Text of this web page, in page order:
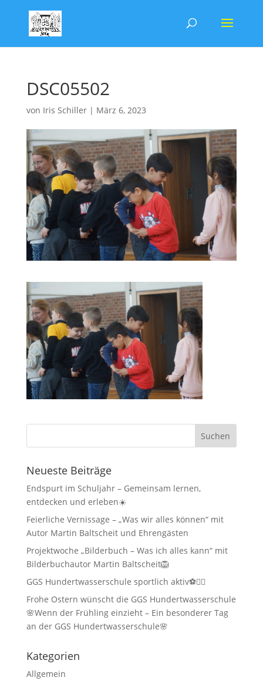
DSC05502
von Iris Schiller| März 6, 2023
Neueste Beiträge
Endspurt im Schuljahr – Gemeinsam lernen,
entdecken und erleben☀️
Feierliche Vernissage – „Was wir alles können“ mit
Autor Martin Baltscheit und Ehrengästen
Projektwoche „Bilderbuch – Was ich alles kann“ mit
Bilderbuchautor Martin Baltscheit🦁
GGS Hundertwasserschule sportlich aktiv⚽🏃‍♂️
Frohe Ostern wünscht die GGS Hundertwasserschule
🌸Wenn der Frühling einzieht – Ein besonderer Tag
an der GGS Hundertwasserschule🌸
Kategorien
Allgemein